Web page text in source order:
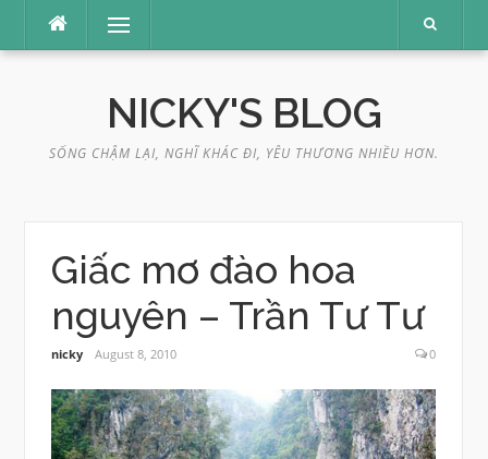
content
Menu
NICKY'S BLOG
SỐNG CHẬM LẠI, NGHĨ KHÁC ĐI, YÊU THƯƠNG NHIỀU HƠN.
Giấc mơ đào hoa
nguyên – Trần Tư Tư
nicky August 8, 2010 0